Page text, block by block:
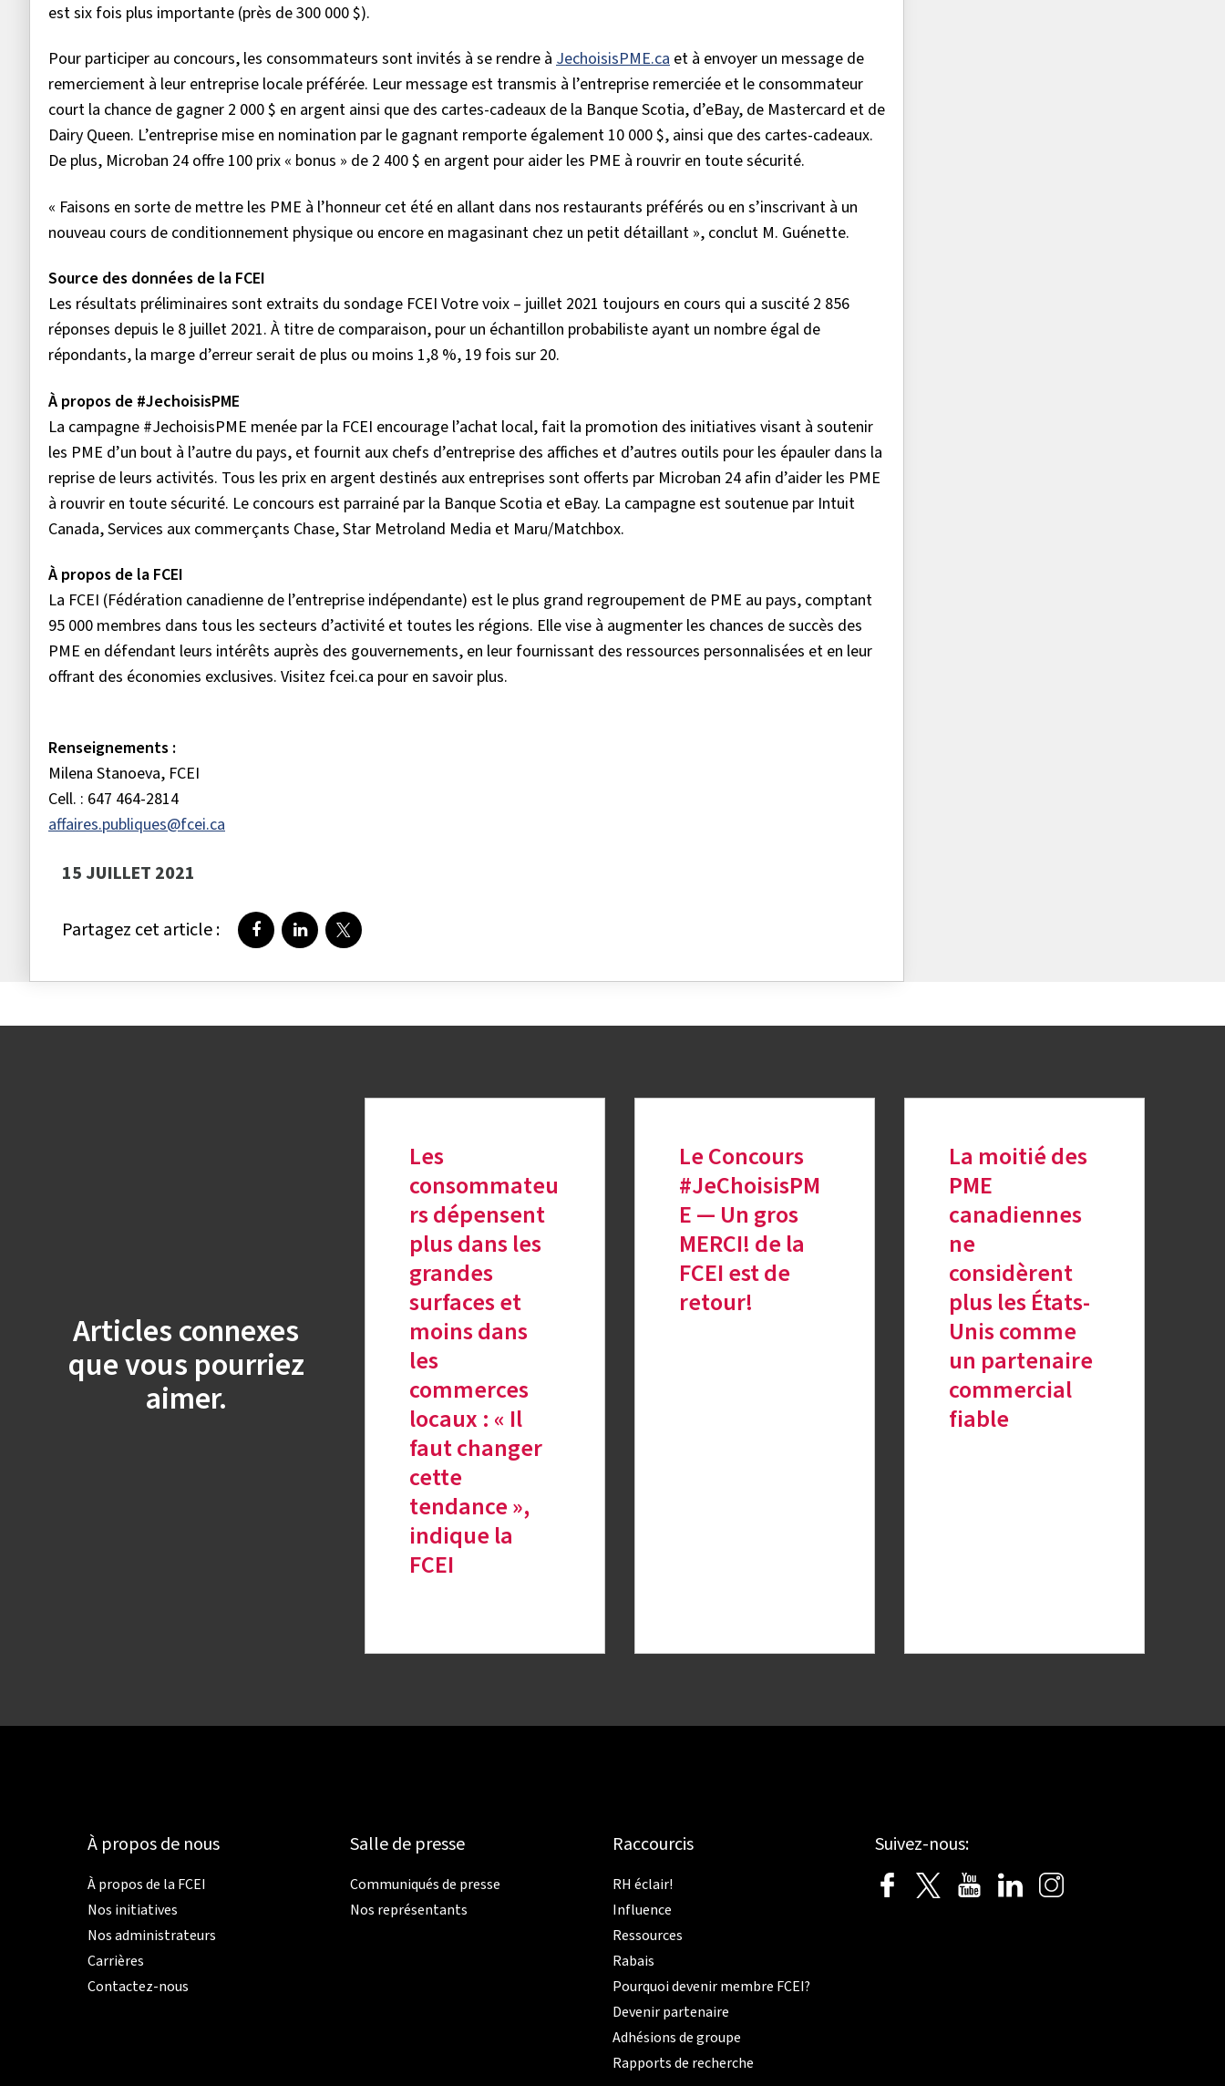
est six fois plus importante (près de 300 000 $).
Pour participer au concours, les consommateurs sont invités à se rendre à JechoisisPME.ca et à envoyer un message de
remerciement à leur entreprise locale préférée. Leur message est transmis à l’entreprise remerciée et le consommateur
court la chance de gagner 2 000 $ en argent ainsi que des cartes-cadeaux de la Banque Scotia, d’eBay, de Mastercard et de
Dairy Queen. L’entreprise mise en nomination par le gagnant remporte également 10 000 $, ainsi que des cartes-cadeaux.
De plus, Microban 24 offre 100 prix « bonus » de 2 400 $ en argent pour aider les PME à rouvrir en toute sécurité.
« Faisons en sorte de mettre les PME à l’honneur cet été en allant dans nos restaurants préférés ou en s’inscrivant à un
nouveau cours de conditionnement physique ou encore en magasinant chez un petit détaillant », conclut M. Guénette.
Source des données de la FCEI
Les résultats préliminaires sont extraits du sondage FCEI Votre voix – juillet 2021 toujours en cours qui a suscité 2 856
réponses depuis le 8 juillet 2021. À titre de comparaison, pour un échantillon probabiliste ayant un nombre égal de
répondants, la marge d’erreur serait de plus ou moins 1,8 %, 19 fois sur 20.
À propos de #JechoisisPME
La campagne #JechoisisPME menée par la FCEI encourage l’achat local, fait la promotion des initiatives visant à soutenir
les PME d’un bout à l’autre du pays, et fournit aux chefs d’entreprise des affiches et d’autres outils pour les épauler dans la
reprise de leurs activités. Tous les prix en argent destinés aux entreprises sont offerts par Microban 24 afin d’aider les PME
à rouvrir en toute sécurité. Le concours est parrainé par la Banque Scotia et eBay. La campagne est soutenue par Intuit
Canada, Services aux commerçants Chase, Star Metroland Media et Maru/Matchbox.
À propos de la FCEI
La FCEI (Fédération canadienne de l’entreprise indépendante) est le plus grand regroupement de PME au pays, comptant
95 000 membres dans tous les secteurs d’activité et toutes les régions. Elle vise à augmenter les chances de succès des
PME en défendant leurs intérêts auprès des gouvernements, en leur fournissant des ressources personnalisées et en leur
offrant des économies exclusives. Visitez fcei.ca pour en savoir plus.
Renseignements :
Milena Stanoeva, FCEI
Cell. : 647 464-2814
affaires.publiques@fcei.ca
15 JUILLET 2021
Partagez cet article : Partager sur Facebook
Partager sur LinkedIn
Partager sur Twitter
Articles connexes
que vous pourriez
aimer.
Les
consommateu
rs dépensent
plus dans les
grandes
surfaces et
moins dans
les
commerces
locaux : « Il
faut changer
cette
tendance »,
indique la
FCEI
Le Concours
#JeChoisisPM
E — Un gros
MERCI! de la
FCEI est de
retour!
La moitié des
PME
canadiennes
ne
considèrent
plus les États-
Unis comme
un partenaire
commercial
fiable
À propos de nous
À propos de la FCEI
Nos initiatives
Nos administrateurs
Carrières
Contactez-nous
Salle de presse
Communiqués de presse
Nos représentants
Raccourcis
RH éclair!
Influence
Ressources
Rabais
Pourquoi devenir membre FCEI?
Devenir partenaire
Adhésions de groupe
Rapports de recherche
Suivez-nous: